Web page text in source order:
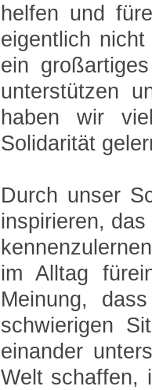
helfen und
eigentlich
ein
unterstützen
haben wir
Solidarität
Durch unser
inspirieren,
im Alltag
Meinung,
schwierigen
einander
Welt schaffen,